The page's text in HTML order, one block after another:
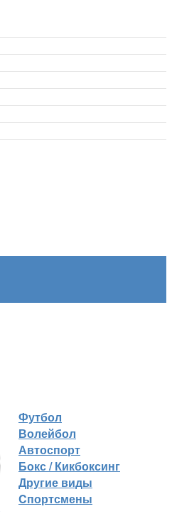
Футбол
Волейбол
Автоспорт
Бокс / Кикбоксинг
Другие виды
Cпортсмены